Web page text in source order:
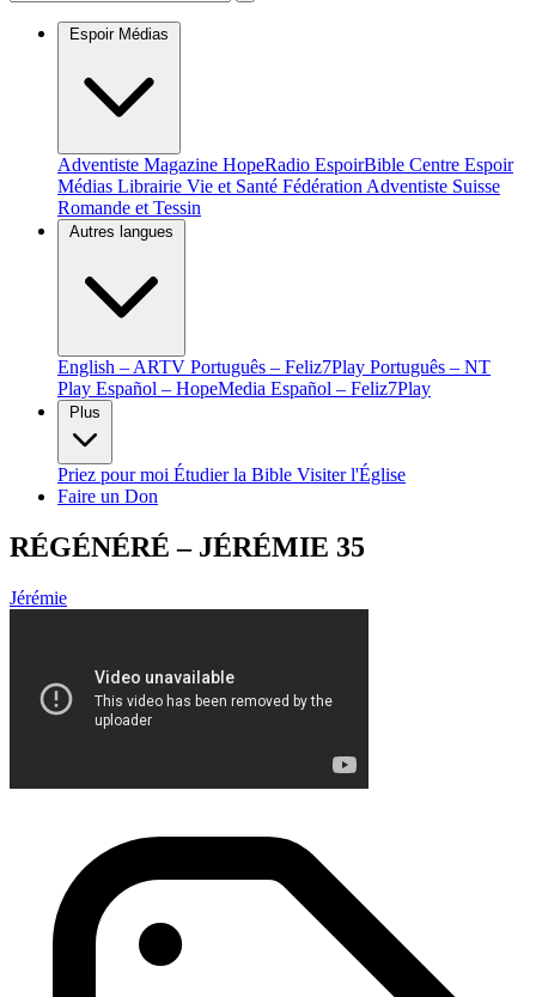
Espoir Médias
Adventiste Magazine HopeRadio EspoirBible Centre Espoir
Médias Librairie Vie et Santé Fédération Adventiste Suisse
Romande et Tessin
Autres langues
English – ARTV Português – Feliz7Play Português – NT
Play Español – HopeMedia Español – Feliz7Play
Plus
Priez pour moi Étudier la Bible Visiter l'Église
Faire un Don
RÉGÉNÉRÉ – JÉRÉMIE 35
Jérémie